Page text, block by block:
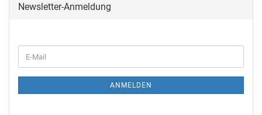
Newsletter-Anmeldung
ANMELDEN